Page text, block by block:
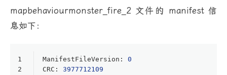
mapbehaviourmonster_fire_2 文件的 manifest 信
息如下：
1
2
ManifestFileVersion :
0
CRC :
3977712109